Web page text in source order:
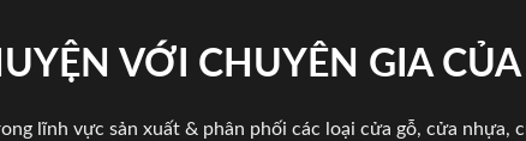
VỚI CHUYÊN GIA
lĩnh vực sản xuất & phân phối các loại cửa gỗ, cửa nhựa,